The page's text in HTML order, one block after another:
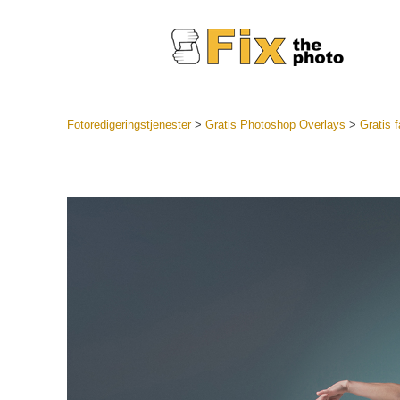
Fotoredigeringstjenester> Gratis Photoshop Overlays > Gratis